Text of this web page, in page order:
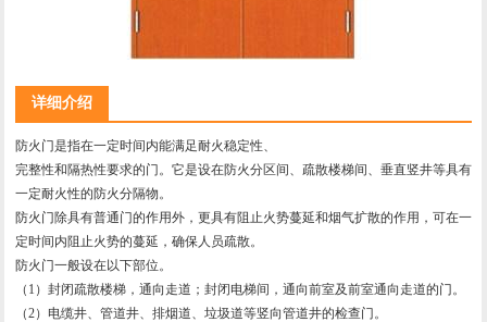
详细介绍
防火门是指在一定时间内能满足耐火稳定性、
完整性和隔热性要求的门。它是设在防火分区间、疏散楼梯间、垂直竖井等具有
一定耐火性的防火分隔物。
防火门除具有普通门的作用外，更具有阻止火势蔓延和烟气扩散的作用，可在一
定时间内阻止火势的蔓延，确保人员疏散。
防火门一般设在以下部位。
（1）封闭疏散楼梯，通向走道；封闭电梯间，通向前室及前室通向走道的门。
（2）电缆井、管道井、排烟道、垃圾道等竖向管道井的检查门。